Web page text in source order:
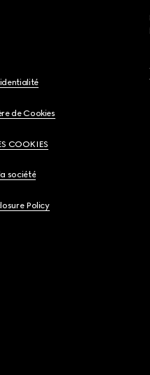
de Cookies
COOKIES
société
Policy